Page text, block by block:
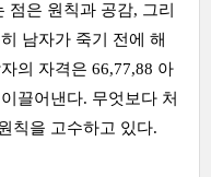
점은 원칙과 공감, 그리
남자가 죽기 전에 해
의 자격은 66,77,88 아
끌어낸다. 무엇보다 처
칙을 고수하고 있다.